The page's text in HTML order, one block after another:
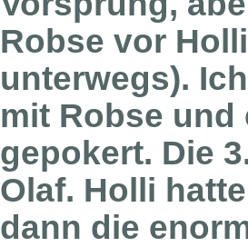
Robse vor
unterwegs).
mit Robse und
gepokert. Die
Olaf. Holli
dann die